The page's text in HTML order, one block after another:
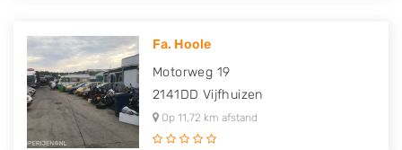
Fa. Hoole
Motorweg 19
2141DD Vijfhuizen
Op 11,72 km afstand